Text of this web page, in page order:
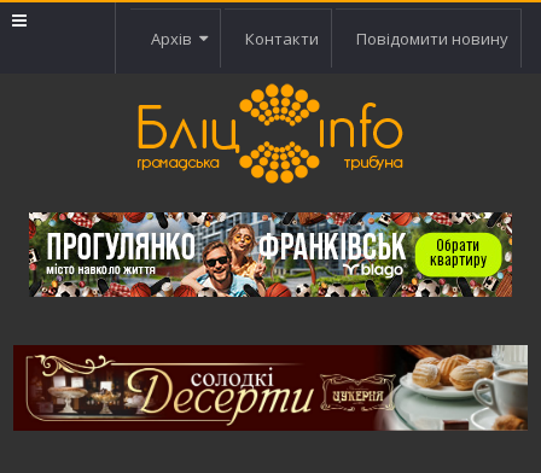
Архів Контакти Повідомити новину